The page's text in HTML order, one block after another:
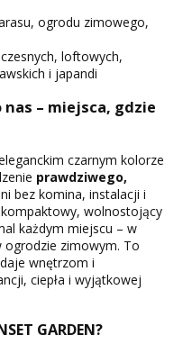
ogrodu zimowego,
loftowych,
i japandi
nas – miejsca, gdzie
czarnym kolorze
prawdziwego,
bez komina, instalacji i
wolnostojący
każdym miejscu – w
ogrodzie zimowym. To
wnętrzom i
ciepła i wyjątkowej
GARDEN?